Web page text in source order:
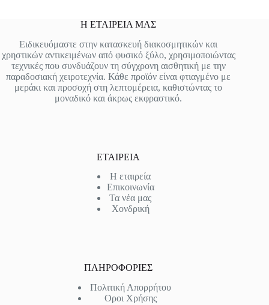
Η ΕΤΑΙΡΕΙΑ ΜΑΣ
Ειδικευόμαστε στην κατασκευή διακοσμητικών και
χρηστικών αντικειμένων από φυσικό ξύλο, χρησιμοποιώντας
τεχνικές που συνδυάζουν τη σύγχρονη αισθητική με την
παραδοσιακή χειροτεχνία. Κάθε προϊόν είναι φτιαγμένο με
μεράκι και προσοχή στη λεπτομέρεια, καθιστώντας το
μοναδικό και άκρως εκφραστικό.
ΕΤΑΙΡΕΙΑ
Η εταιρεία
Επικοινωνία
Τα νέα μας
Χονδρική
ΠΛΗΡΟΦΟΡΙΕΣ
Πολιτική Απορρήτου
Οροι Χρήσης